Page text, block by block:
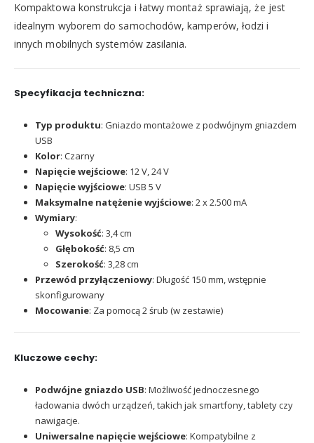
Kompaktowa konstrukcja i łatwy montaż sprawiają, że jest
idealnym wyborem do samochodów, kamperów, łodzi i
innych mobilnych systemów zasilania.
Specyfikacja techniczna:
Typ produktu: Gniazdo montażowe z podwójnym gniazdem
USB
Kolor: Czarny
Napięcie wejściowe: 12 V, 24 V
Napięcie wyjściowe: USB 5 V
Maksymalne natężenie wyjściowe: 2 x 2.500 mA
Wymiary:
Wysokość: 3,4 cm
Głębokość: 8,5 cm
Szerokość: 3,28 cm
Przewód przyłączeniowy: Długość 150 mm, wstępnie
skonfigurowany
Mocowanie: Za pomocą 2 śrub (w zestawie)
Kluczowe cechy:
Podwójne gniazdo USB: Możliwość jednoczesnego
ładowania dwóch urządzeń, takich jak smartfony, tablety czy
nawigacje.
Uniwersalne napięcie wejściowe: Kompatybilne z